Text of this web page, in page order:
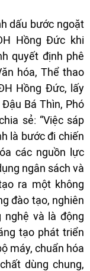
dấu bước ngoặt
Hồng Đức khi
quyết định phê
hóa, Thể thao
Hồng Đức, lấy
Bá Thìn, Phó
sẻ: “Việc sáp
là bước đi chiến
các nguồn lực
ngân sách và
ra một không
đào tạo, nghiên
nghệ và là động
tạo phát triển
máy, chuẩn hóa
dùng chung,